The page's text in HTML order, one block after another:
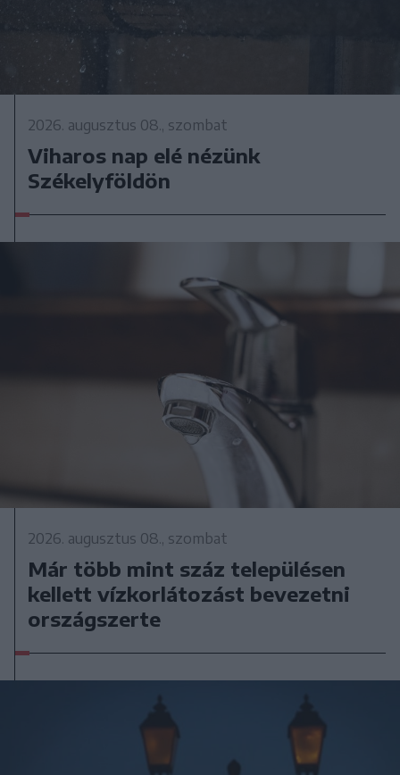
2026. augusztus 08., szombat
Viharos nap elé nézünk
Székelyföldön
2026. augusztus 08., szombat
Már több mint száz településen
kellett vízkorlátozást bevezetni
országszerte